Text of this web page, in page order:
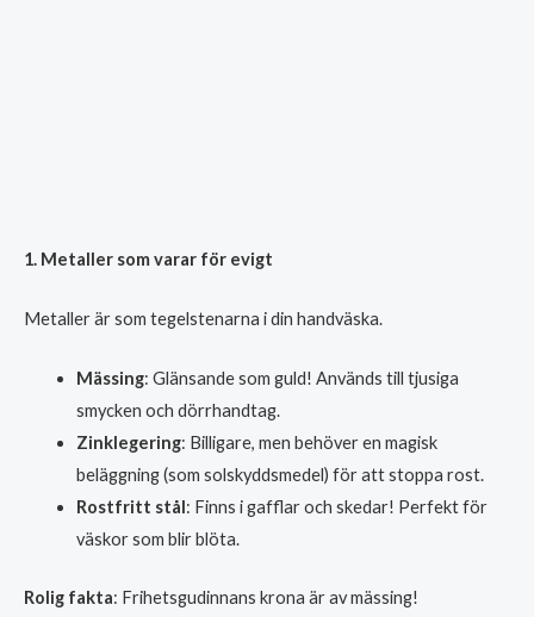
1. Metaller som varar för evigt
Metaller är som tegelstenarna i din handväska.
Mässing: Glänsande som guld! Används till tjusiga
smycken och dörrhandtag.
Zinklegering: Billigare, men behöver en magisk
beläggning (som solskyddsmedel) för att stoppa rost.
Rostfritt stål: Finns i gafflar och skedar! Perfekt för
väskor som blir blöta.
Rolig fakta: Frihetsgudinnans krona är av mässing!